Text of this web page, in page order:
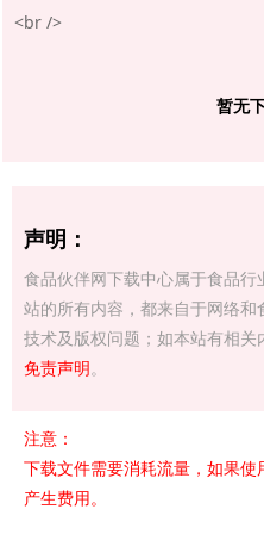
<br />
暂无
声明：
食品伙伴网下载中心属于食品
站的所有内容，都来自于网络
技术及版权问题；如本站有相
免责声明。
注意：
下载文件需要消耗流量，如果
产生费用。